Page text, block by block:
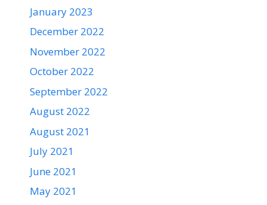
January 2023
December 2022
November 2022
October 2022
September 2022
August 2022
August 2021
July 2021
June 2021
May 2021